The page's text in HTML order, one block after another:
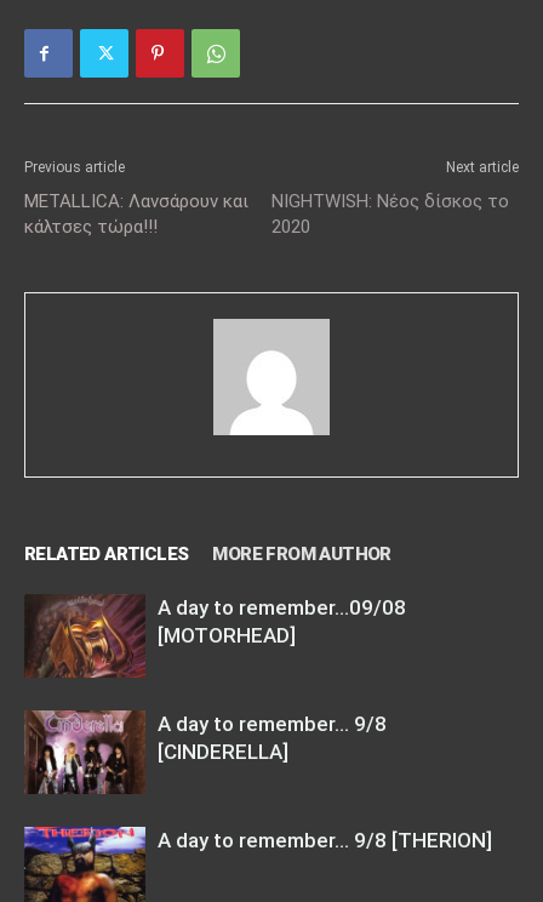
Previous article
METALLICA: Λανσάρουν και
κάλτσες τώρα!!!
Next article
NIGHTWISH: Νέος δίσκος το
2020
RELATED ARTICLES MORE FROM AUTHOR
A day to remember…09/08
[MOTORHEAD]
A day to remember… 9/8
[CINDERELLA]
A day to remember… 9/8 [THERION]